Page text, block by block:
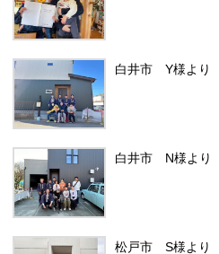
白井市 Y様より
白井市 N様より
松戸市 S様より